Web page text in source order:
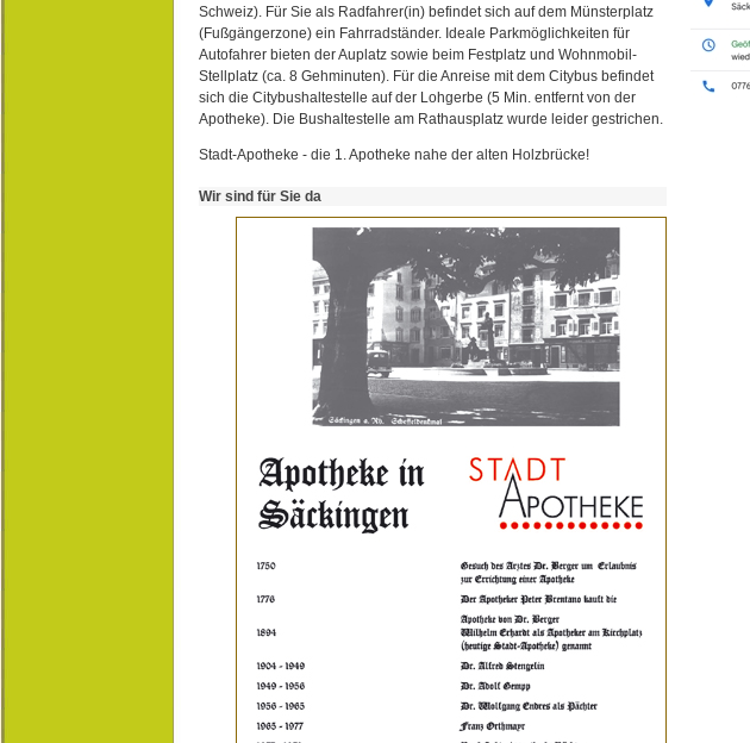
Schweiz). Für Sie als Radfahrer(in) befindet sich auf dem Münsterplatz
(Fußgängerzone) ein Fahrradständer. Ideale Parkmöglichkeiten für
Autofahrer bieten der Auplatz sowie beim Festplatz und Wohnmobil-
Stellplatz (ca. 8 Gehminuten). Für die Anreise mit dem Citybus befindet
sich die Citybushaltestelle auf der Lohgerbe (5 Min. entfernt von der
Apotheke). Die Bushaltestelle am Rathausplatz wurde leider gestrichen.
Stadt-Apotheke - die 1. Apotheke nahe der alten Holzbrücke!
Wir sind für Sie da